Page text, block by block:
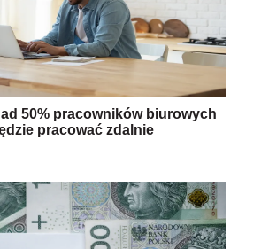
50% pracowników biurowych
pracować zdalnie